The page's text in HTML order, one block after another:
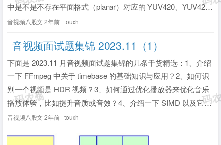
中是不是不存在平面格式（planar）对应的 YUV420、YUV422
和 YUV444 的 OSType 常量？5、为什么在 YUV 转 RGB 转换
音视频八股文 2年前 | touch
音视频面试题集锦 2023.11（1）
下面是 2023.11 月音视频面试题集锦的几条干货精选：1、介绍
一下 FFmpeg 中关于 timebase 的基础知识与应用？2、如何识
别一个视频是 HDR 视频？3、如何通过优化播放器来优化音乐
播放体验，比如提升音质或音效？4、介绍一下 SIMD 以及它在
音视频处理中的应用？1、介绍一下 FFmpeg 中关于 timebase
音视频八股文 2年前 | touch